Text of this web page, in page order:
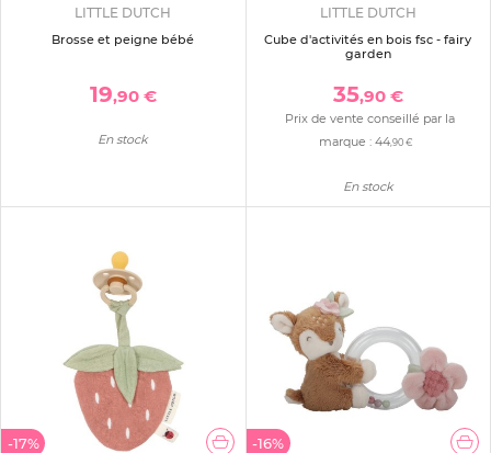
LITTLE DUTCH
Brosse et peigne bébé
19,90 €
En stock
LITTLE DUTCH
Cube d'activités en bois fsc - fairy
garden
35,90 €
Prix de vente conseillé par la
marque : 44,90 €
En stock
-17% -16%